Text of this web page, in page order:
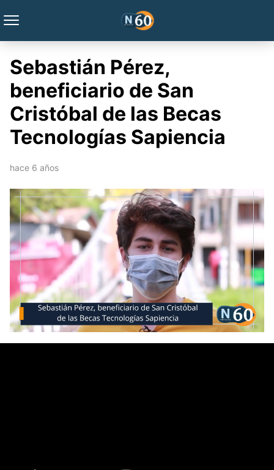
Sebastián Pérez,
beneficiario de San
Cristóbal de las Becas
Tecnologías Sapiencia
hace 6 años